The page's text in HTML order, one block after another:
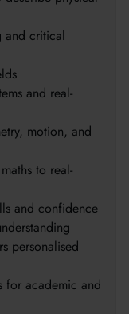
and critical
and real-
motion, and
to real-
and confidence
personalised
for academic and